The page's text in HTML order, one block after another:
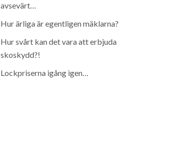
avsevärt…
Hur ärliga är egentligen mäklarna?
Hur svårt kan det vara att erbjuda
skoskydd?!
Lockpriserna igång igen…